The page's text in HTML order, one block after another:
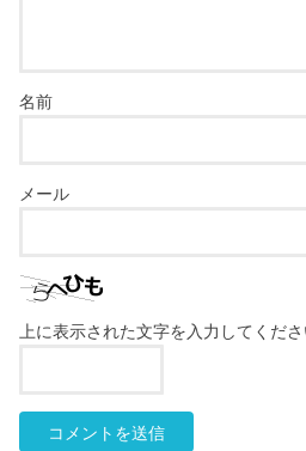
名前
メール
上に表示された文字を入力してくださ